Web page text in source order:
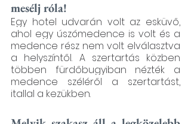
mesélj róla!
Egy hotel udvarán volt az esküvő,
ahol egy úszómedence is volt és a
medence rész nem volt elválasztva
a helyszíntől. A szertartás közben
többen fürdőbugyiban nézték a
medence széléről a szertartást,
itallal a kezükben.